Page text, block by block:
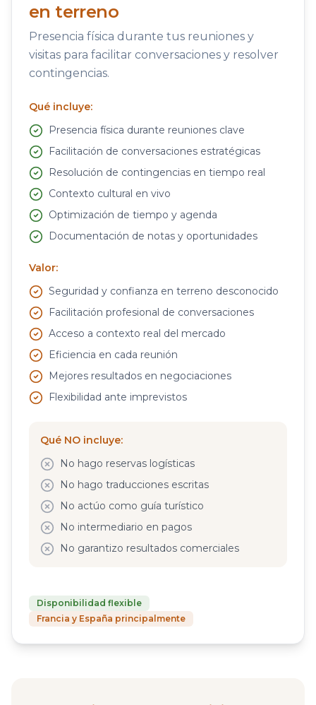
en terreno
Presencia física durante tus reuniones y
visitas para facilitar conversaciones y resolver
contingencias.
Qué incluye:
Presencia física durante reuniones clave
Facilitación de conversaciones estratégicas
Resolución de contingencias en tiempo real
Contexto cultural en vivo
Optimización de tiempo y agenda
Documentación de notas y oportunidades
Valor:
Seguridad y confianza en terreno desconocido
Facilitación profesional de conversaciones
Acceso a contexto real del mercado
Eficiencia en cada reunión
Mejores resultados en negociaciones
Flexibilidad ante imprevistos
Qué NO incluye:
No hago reservas logísticas
No hago traducciones escritas
No actúo como guía turístico
No intermediario en pagos
No garantizo resultados comerciales
Disponibilidad flexible
Francia y España principalmente